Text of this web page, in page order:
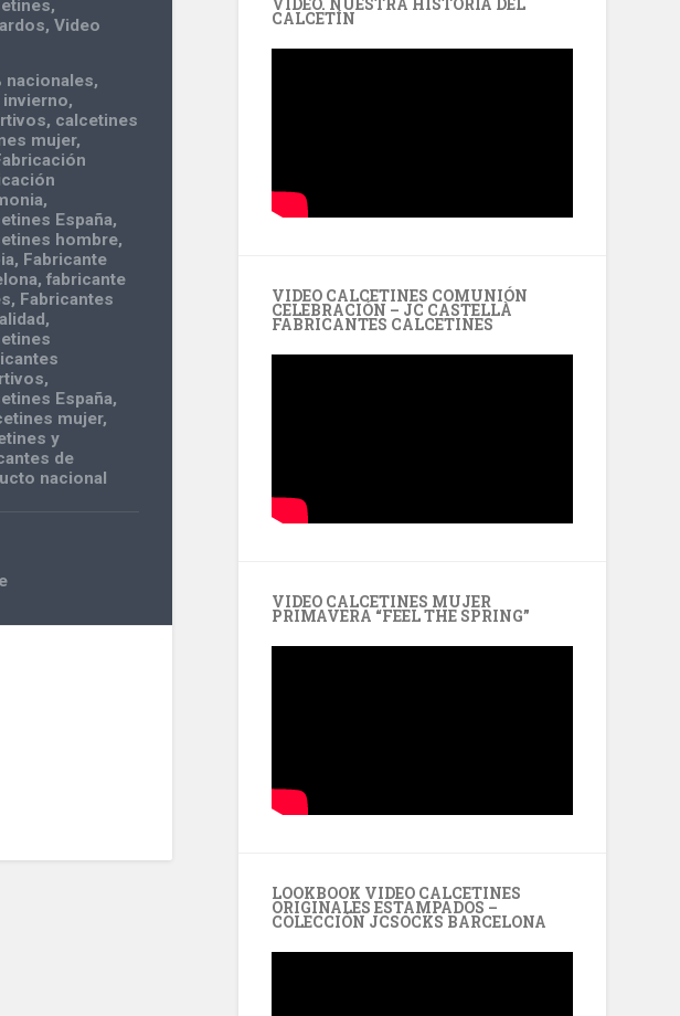
,
,Video
nacionales,
,
, calcetines
mujer,
,
España,
hombre,
, Fabricante
,fabricante
, Fabricantes
,
,
España,
mujer,
y
de
nacional
VIDEO. NUESTRA HISTORIA DEL
CALCETÍN
VIDEO CALCETINES COMUNIÓN
CELEBRACIÓN – JC CASTELLÀ
FABRICANTES CALCETINES
VIDEO CALCETINES MUJER
PRIMAVERA “FEEL THE SPRING”
LOOKBOOK VIDEO CALCETINES
ORIGINALES ESTAMPADOS –
COLECCIÓN JCSOCKS BARCELONA